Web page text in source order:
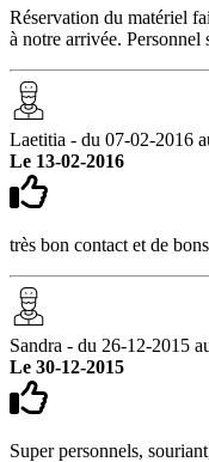
Réservation du matériel
à notre arrivée.
Laetitia - du 07-02-2016
Le 13-02-2016
très bon contact et de
Sandra - du 26-12-2015
Le 30-12-2015
Super personnels,